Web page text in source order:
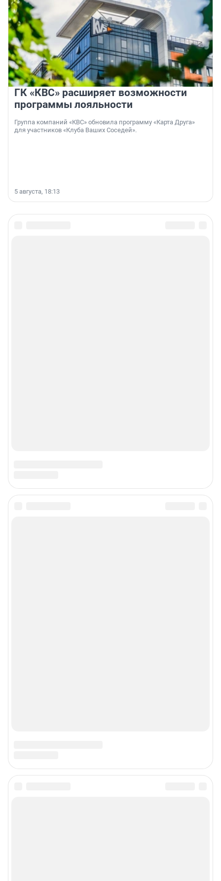
ГК «КВС» расширяет возможности
программы лояльности
Группа компаний «КВС» обновила программу «Карта Друга»
для участников «Клуба Ваших Соседей».
5 августа, 18:13